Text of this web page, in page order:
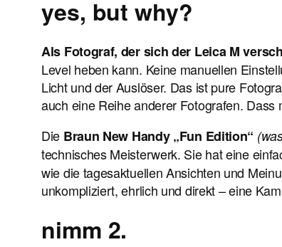
yes, but why?
Als Fotograf, der sich der Leica M
Level heben kann. Keine manuellen
Licht und der Auslöser. Das ist pure
auch eine Reihe anderer Fotografen.
Die Braun New Handy „Fun Edition“
technisches Meisterwerk. Sie hat eine
wie die tagesaktuellen Ansichten und
unkompliziert, ehrlich und direkt – eine
nimm 2.